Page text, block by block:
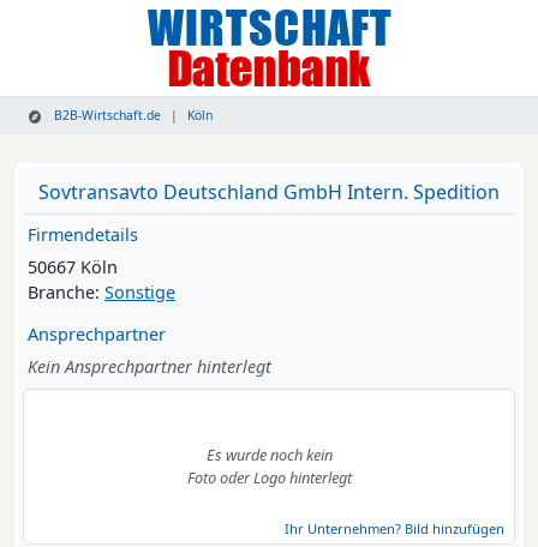
B2B-Wirtschaft.de Köln
Sovtransavto Deutschland GmbH Intern. Spedition
Firmendetails
50667 Köln
Branche: Sonstige
Ansprechpartner
Kein Ansprechpartner hinterlegt
Es wurde noch kein
Foto oder Logo hinterlegt
Ihr Unternehmen? Bild hinzufügen